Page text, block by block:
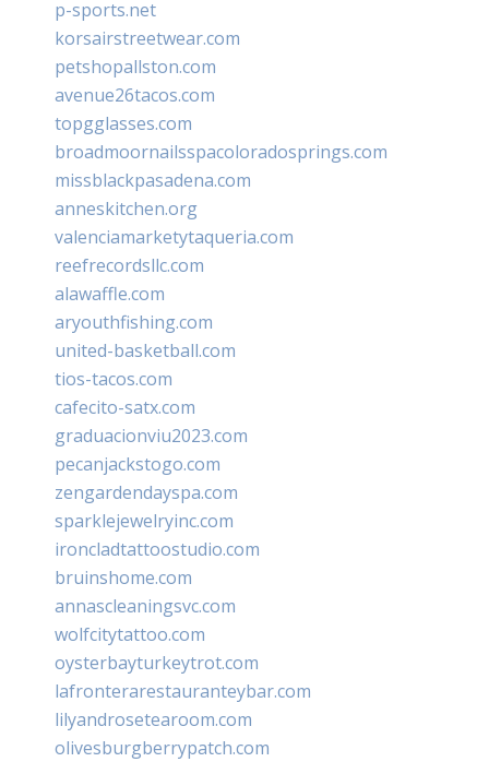
p-sports.net
korsairstreetwear.com
petshopallston.com
avenue26tacos.com
topgglasses.com
broadmoornailsspacoloradosprings.com
missblackpasadena.com
anneskitchen.org
valenciamarketytaqueria.com
reefrecordsllc.com
alawaffle.com
aryouthfishing.com
united-basketball.com
tios-tacos.com
cafecito-satx.com
graduacionviu2023.com
pecanjackstogo.com
zengardendayspa.com
sparklejewelryinc.com
ironcladtattoostudio.com
bruinshome.com
annascleaningsvc.com
wolfcitytattoo.com
oysterbayturkeytrot.com
lafronterarestauranteybar.com
lilyandrosetearoom.com
olivesburgberrypatch.com